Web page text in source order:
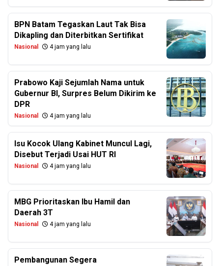
BPN Batam Tegaskan Laut Tak Bisa
Dikapling dan Diterbitkan Sertifikat
Nasional 4 jam yang lalu
Prabowo Kaji Sejumlah Nama untuk
Gubernur BI, Surpres Belum Dikirim ke
DPR
Nasional 4 jam yang lalu
Isu Kocok Ulang Kabinet Muncul Lagi,
Disebut Terjadi Usai HUT RI
Nasional 4 jam yang lalu
MBG Prioritaskan Ibu Hamil dan
Daerah 3T
Nasional 4 jam yang lalu
Pembangunan Segera